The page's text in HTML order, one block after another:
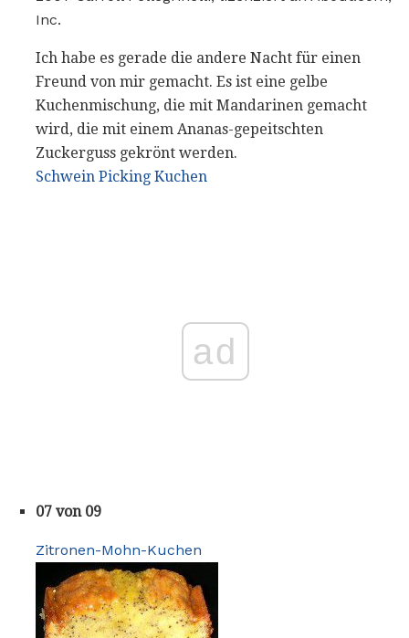
Inc.
Ich habe es gerade die andere Nacht für einen
Freund von mir gemacht. Es ist eine gelbe
Kuchenmischung, die mit Mandarinen gemacht
wird, die mit einem Ananas-gepeitschten
Zuckerguss gekrönt werden.
Schwein Picking Kuchen
ad
07 von 09
Zitronen-Mohn-Kuchen